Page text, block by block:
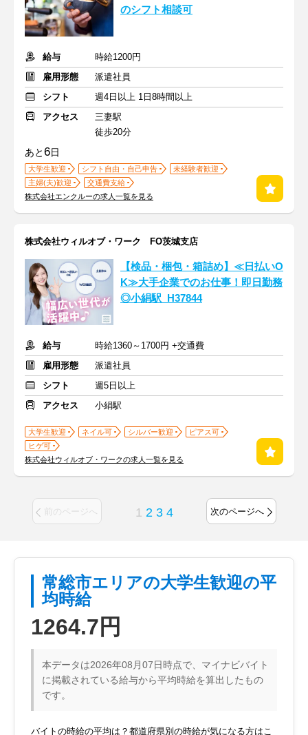
のシフト相談可
給与
時給1200円
雇用形態
派遣社員
シフト
週4日以上 1日8時間以上
アクセス
三妻駅
徒歩20分
あと6日
大学生歓迎 シフト自由・自己申告
未経験者歓迎
主婦(夫)歓迎
交通費支給
株式会社エンクルーの求人一覧を見る
株式会社ウィルオブ・ワーク FO茨城支店
【検品・梱包・箱詰め】≪日払いO
K≫大手企業でのお仕事！即日勤務
◎小絹駅_H37844
給与
時給1360～1700円 +交通費
雇用形態
派遣社員
シフト
週5日以上
アクセス
小絹駅
大学生歓迎 ネイル可 シルバー歓迎
ピアス可
ヒゲ可
株式会社ウィルオブ・ワークの求人一覧を見る
前のページへ 1 2 3 4 次のページへ
常総市エリアの大学生歓迎の平
均時給
1264.7円
本データは2026年08月07日時点で、マイナビバイト
に掲載されている給与から平均時給を算出したもの
です。
バイトの時給の平均は？都道府県別の時給が気になる方はこ